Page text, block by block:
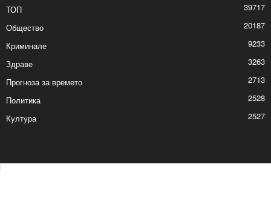
ТОП
39717
Общество
20187
Криминале
9233
Здраве
3263
Прогноза за времето
2713
Политика
2528
Култура
2527